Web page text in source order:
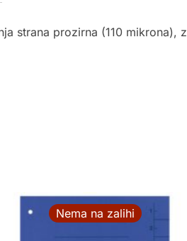
strana prozirna (110 mikrona),
Nema na zalihi